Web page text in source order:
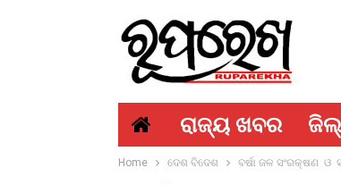
ରାଜ୍ୟ ଖବର
Home ଦେଶ ବିଦେଶ ବର୍ଷା ଜଳ ସଂରକ୍ଷଣ ଓ